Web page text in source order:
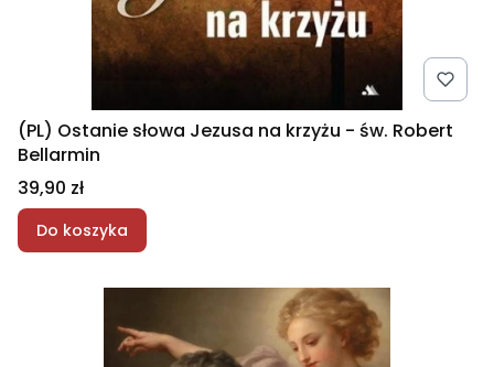
(PL) Ostanie słowa Jezusa na krzyżu - św. Robert
Bellarmin
Cena
39,90 zł
Do koszyka